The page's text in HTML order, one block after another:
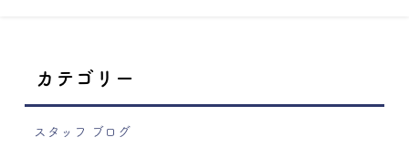
カテゴリー
スタッフ ブログ